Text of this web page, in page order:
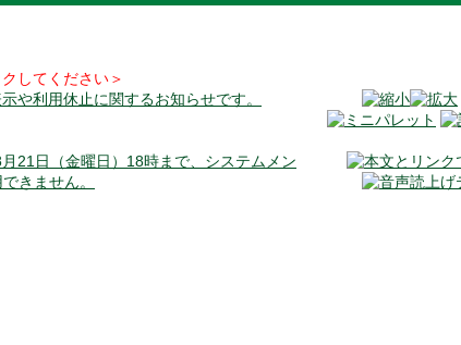
してください＞
や利用休止に関するお知らせです。
21日（金曜日）18時まで、システムメン
きません。